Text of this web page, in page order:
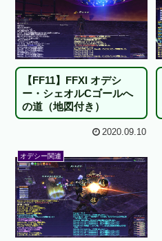
【FF11】FFXI オデシ
ー・シェオルCゴールへ
の道（地図付き）
2020.09.10
オデシー関連